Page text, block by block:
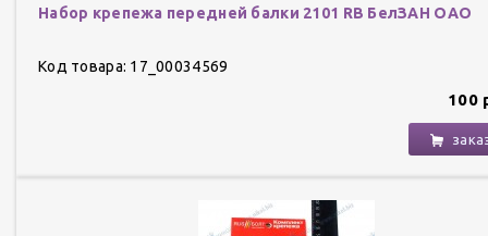
Набор крепежа передней балки 2101 RB БелЗАН ОАО
Код товара: 17_00034569
100